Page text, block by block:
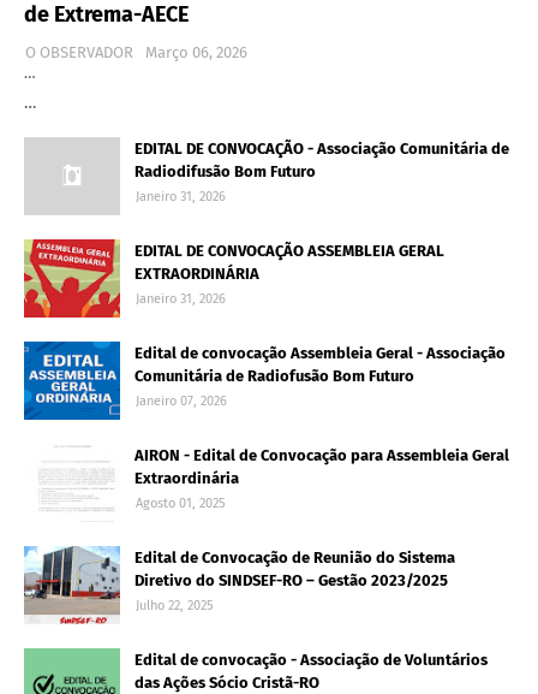
de Extrema-AECE
O OBSERVADOR
Março 06, 2026
…
…
EDITAL DE CONVOCAÇÃO - Associação Comunitária de
Radiodifusão Bom Futuro
Janeiro 31, 2026
EDITAL DE CONVOCAÇÃO ASSEMBLEIA GERAL
EXTRAORDINÁRIA
Janeiro 31, 2026
Edital de convocação Assembleia Geral - Associação
Comunitária de Radiofusão Bom Futuro
Janeiro 07, 2026
AIRON - Edital de Convocação para Assembleia Geral
Extraordinária
Agosto 01, 2025
Edital de Convocação de Reunião do Sistema
Diretivo do SINDSEF-RO – Gestão 2023/2025
Julho 22, 2025
Edital de convocação - Associação de Voluntários
das Ações Sócio Cristã-RO